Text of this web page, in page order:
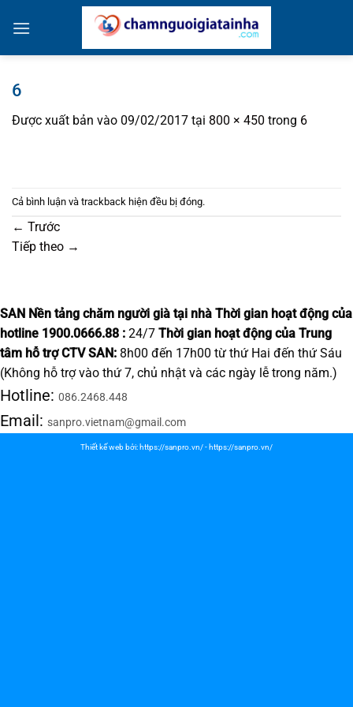
qua
6
Được xuất bản vào 09/02/2017 tại 800 × 450 trong 6
Cả bình luận và trackback hiện đều bị đóng.
← Trước
Tiếp theo →
SAN Nền tảng chăm người già tại nhà Thời gian hoạt động của
hotline 1900.0666.88 : 24/7 Thời gian hoạt động của Trung
tâm hỗ trợ CTV SAN: 8h00 đến 17h00 từ thứ Hai đến thứ Sáu
(Không hỗ trợ vào thứ 7, chủ nhật và các ngày lễ trong năm.)
Hotline: 086.2468.448
Email: sanpro.vietnam@gmail.com
Thiết kế web bởi: https://sanpro.vn/- https://sanpro.vn/